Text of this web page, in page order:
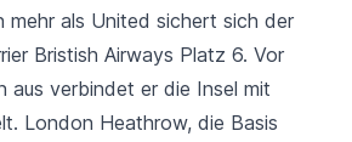
mehr als United sichert sich der
Bristish Airways Platz 6. Vor
aus verbindet er die Insel mit
London Heathrow, die Basis